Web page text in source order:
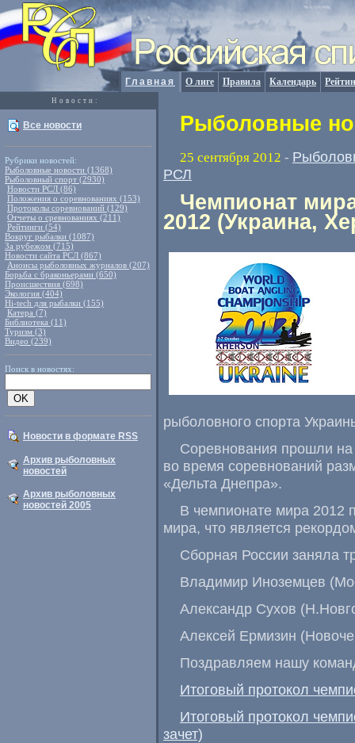
Главная О лиге Правила Календарь
Новости:
Все новости
Рубрики новостей:
Рыболовные новости (1368)
Рыболовный спорт (2930)
Новости РСЛ (86)
Положения о соревнованиях (153)
Протоколы соревнований (129)
Отчеты о сревнованиях (211)
Рейтинги (54)
Вокруг рыбалки (1087)
За рубежом (715)
Новости сайта РСЛ (867)
Анонсы рыболовных журналов (207)
Борьба с браконьерами (650)
Происшествия (698)
Экология (404)
Hi-tech для рыбалки (155)
Катера (7)
Библиотека (11)
Туризм (3)
Видео (239)
Поиск в новостях:
Новости в формате RSS
Архив рыболовных
новостей
Архив рыболовных
новостей 2005
Рыболовные
25 сентября 2012 -
РСЛ
Чемпионат
2012 (Украина,
рыболовного спорта
Соревнования прошли на
во время соревнований
«Дельта Днепра».
В чемпионате мира 2012
мира, что является
Сборная России заняла
Владимир Иноземцев
Александр Сухов
Алексей Ермизин
Поздравляем нашу
Итоговый протокол
Итоговый протокол
зачет)